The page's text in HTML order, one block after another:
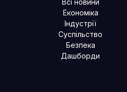
Всі новини
Економіка
Індустрії
Суспільство
Безпека
Дашборди